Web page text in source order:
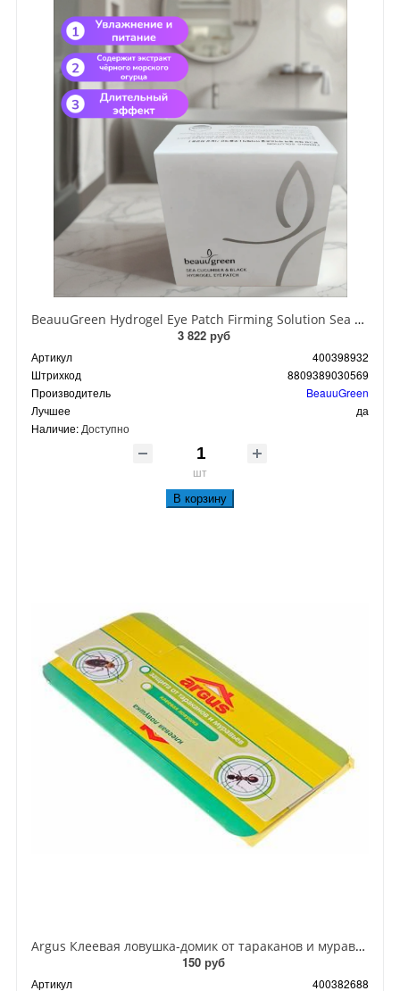
BeauuGreen Hydrogel Eye Patch Firming Solution Sea Cocumber & Black Гидрогелевые патчи для кожи вокруг глаз с экстрактом черного морского огурца 60 шт 90 гр
3 822 руб
Артикул
400398932
Штрихкод
8809389030569
Производитель
BeauuGreen
Лучшее
да
Наличие: Доступно
шт
В корзину
Argus Клеевая ловушка-домик от тараканов и муравьев
150 руб
Артикул
400382688